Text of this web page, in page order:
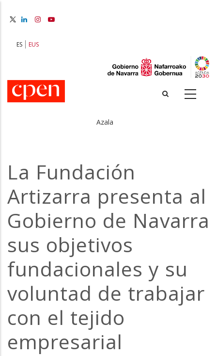
content
ES EUS
Azala
La Fundación
Artizarra presenta al
Gobierno de Navarra
sus objetivos
fundacionales y su
voluntad de trabajar
con el tejido
empresarial